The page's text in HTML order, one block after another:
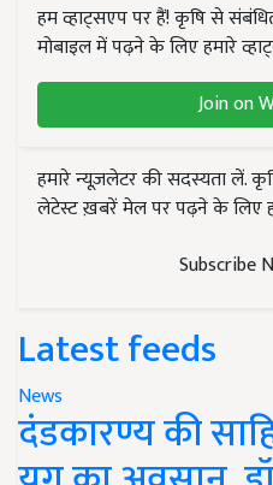
हम व्हाट्सएप पर हैं! कृषि से
मोबाइल में पढ़ने के लिए हमारे
Join on
हमारे न्यूज़लेटर की सदस्यता लें.
लेटेस्ट ख़बरें मेल पर पढ़ने के लिए
Subscribe
Latest feeds
News
दंडकारण्य की